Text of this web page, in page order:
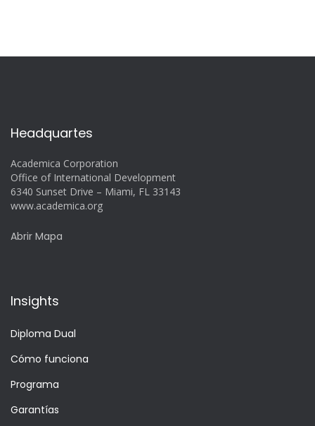
Headquartes
Academica Corporation
Office of International Development
6340 Sunset Drive – Miami, FL 33143
www.academica.org
Abrir Mapa
Insights
Diploma Dual
Cómo funciona
Programa
Garantías